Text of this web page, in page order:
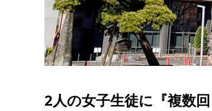
2人の女子生徒に『複数